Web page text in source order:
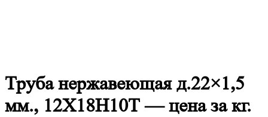
Трубанержавеющая д.22×1,5
мм., 12Х18Н10Т — цена за кг.